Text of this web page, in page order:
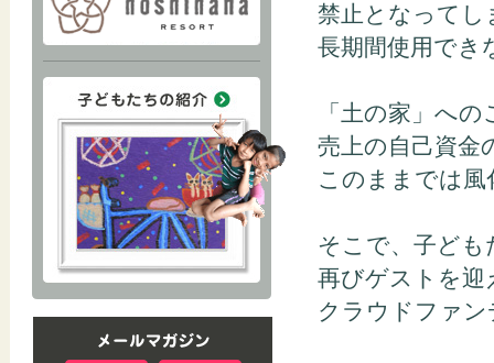
禁止となってし
長期間使用でき
「土の家」へ
売上の自己資金
このままでは
そこで、子ども
再びゲストを
クラウドファ